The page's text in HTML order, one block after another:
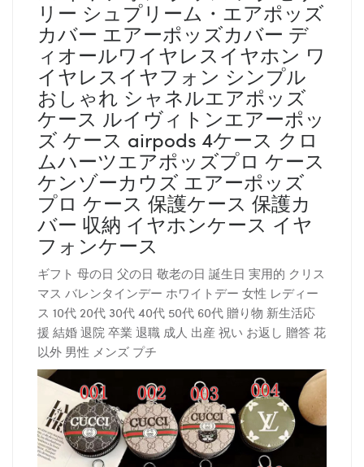
リー シュプリーム・エアポッズ
カバー エアーポッズカバー デ
ィオールワイヤレスイヤホン ワ
イヤレスイヤフォン シンプル
おしゃれ シャネルエアポッズ
ケース ルイヴィトンエアーポッ
ズ ケース airpods 4ケース クロ
ムハーツエアポッズプロ ケース
ケンゾーカウズ エアーポッズ
プロ ケース 保護ケース 保護カ
バー 収納 イヤホンケース イヤ
フォンケース
ギフト 母の日 父の日 敬老の日 誕生日 実用的 クリス
マス バレンタインデー ホワイトデー 女性 レディー
ス 10代 20代 30代 40代 50代 60代 贈り物 新生活応
援 結婚 退院 卒業 退職 成人 出産 祝い お返し 贈答 花
以外 男性 メンズ プチ